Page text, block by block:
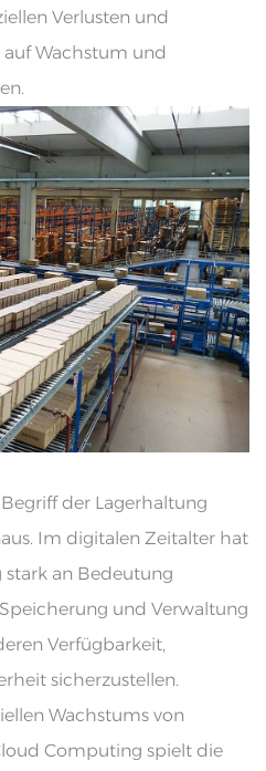
Verlusten und
Wachstum und
der Lagerhaltung
Im digitalen Zeitalter hat
an Bedeutung
und Verwaltung
Verfügbarkeit,
sicherzustellen.
Wachstums von
Computing spielt die